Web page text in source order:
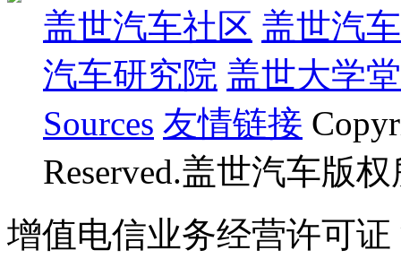
盖世汽车社区 盖世汽
汽车研究院 盖世大学堂
Sources 友情链接
Reserved.盖世汽车版
增值电信业务经营许可证